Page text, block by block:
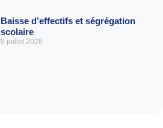
Baisse d’effectifs et ségrégation
scolaire
9 juillet 2026